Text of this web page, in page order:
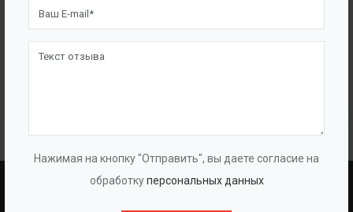
Нажимая на кнопку "Отправить", вы даете согласие на
обработкуперсональных данных
Жироуловители прямоугольные наземные